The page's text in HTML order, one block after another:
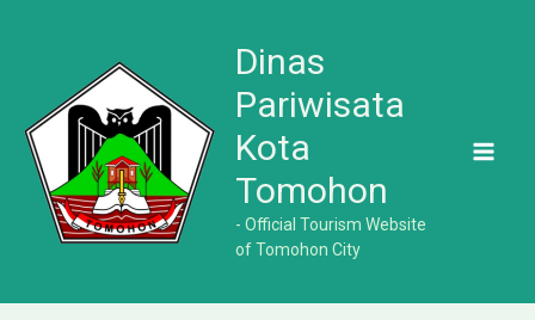
Dinas
Pariwisata
Kota
Tomohon
- Official Tourism Website
of Tomohon City